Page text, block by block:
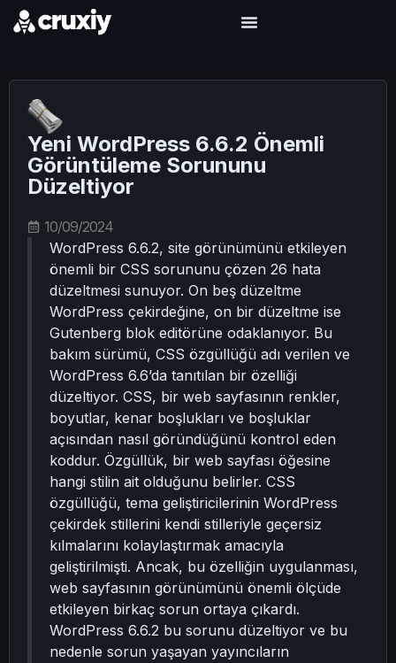
Yeni WordPress 6.6.2 Önemli
Görüntüleme Sorununu
Düzeltiyor
10/09/2024
WordPress 6.6.2, site görünümünü etkileyen
önemli bir CSS sorununu çözen 26 hata
düzeltmesi sunuyor. On beş düzeltme
WordPress çekirdeğine, on bir düzeltme ise
Gutenberg blok editörüne odaklanıyor. Bu
bakım sürümü, CSS özgüllüğü adı verilen ve
WordPress 6.6’da tanıtılan bir özelliği
düzeltiyor. CSS, bir web sayfasının renkler,
boyutlar, kenar boşlukları ve boşluklar
açısından nasıl göründüğünü kontrol eden
koddur. Özgüllük, bir web sayfası öğesine
hangi stilin ait olduğunu belirler. CSS
özgüllüğü, tema geliştiricilerinin WordPress
çekirdek stillerini kendi stilleriyle geçersiz
kılmalarını kolaylaştırmak amacıyla
geliştirilmişti. Ancak, bu özelliğin uygulanması,
web sayfasının görünümünü önemli ölçüde
etkileyen birkaç sorun ortaya çıkardı.
WordPress 6.6.2 bu sorunu düzeltiyor ve bu
nedenle sorun yaşayan yayıncıların